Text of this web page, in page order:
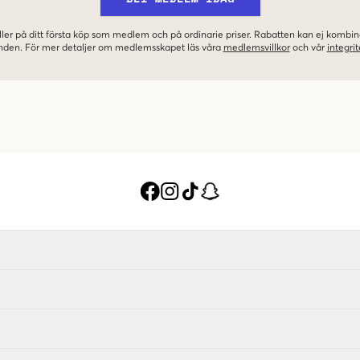
på ditt första köp som medlem och på ordinarie priser. Rabatten kan ej
För mer detaljer om medlemsskapet läs våra medlemsvillkor och vår